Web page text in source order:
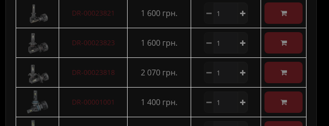
DR-00023821 1 600 грн.
DR-00023823 1 600 грн.
DR-00023818 2 070 грн.
DR-00001001 1 400 грн.